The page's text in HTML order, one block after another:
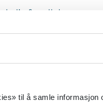
til å samle informasjon
liv for alle!